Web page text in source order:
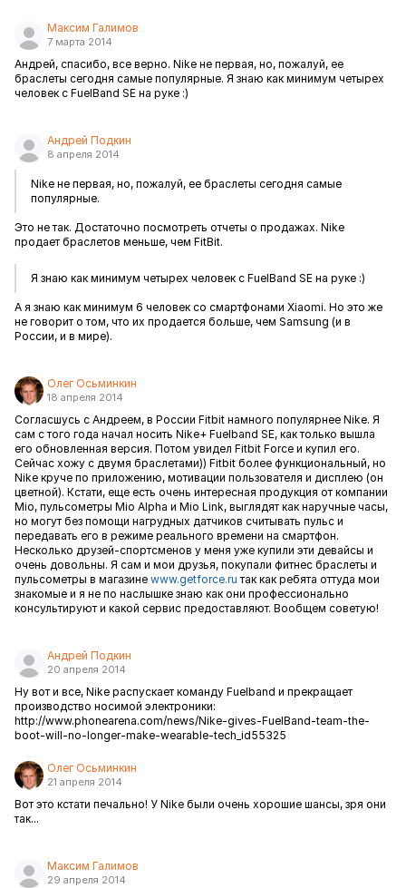
Максим Галимов
7 марта 2014
Андрей, спасибо, все верно. Nike не первая, но, пожалуй, ее
браслеты сегодня самые популярные. Я знаю как минимум четырех
человек с FuelBand SE на руке :)
Андрей Подкин
8 апреля 2014
Nike не первая, но, пожалуй, ее браслеты сегодня самые
популярные.
Это не так. Достаточно посмотреть отчеты о продажах. Nike
продает браслетов меньше, чем FitBit.
Я знаю как минимум четырех человек с FuelBand SE на руке :)
А я знаю как минимум 6 человек со смартфонами Xiaomi. Но это же
не говорит о том, что их продается больше, чем Samsung (и в
России, и в мире).
Олег Осьминкин
18 апреля 2014
Согласшусь с Андреем, в России Fitbit намного популярнее Nike. Я
сам с того года начал носить Nike+ Fuelband SE, как только вышла
его обновленная версия. Потом увидел Fitbit Force и купил его.
Сейчас хожу с двумя браслетами)) Fitbit более функциональный, но
Nike круче по приложению, мотивации пользователя и дисплею (он
цветной). Кстати, еще есть очень интересная продукция от компании
Mio, пульсометры Mio Alpha и Mio Link, выглядят как наручные часы,
но могут без помощи нагрудных датчиков считывать пульс и
передавать его в режиме реального времени на смартфон.
Несколько друзей-спортсменов у меня уже купили эти девайсы и
очень довольны. Я сам и мои друзья, покупали фитнес браслеты и
пульсометры в магазине www.getforce.ru так как ребята оттуда мои
знакомые и я не по наслышке знаю как они профессионально
консультируют и какой сервис предоставляют. Вообщем советую!
Андрей Подкин
20 апреля 2014
Ну вот и все, Nike распускает команду Fuelband и прекращает
производство носимой электроники:
http://www.phonearena.com/news/Nike-gives-FuelBand-team-the-
boot-will-no-longer-make-wearable-tech_id55325
Олег Осьминкин
21 апреля 2014
Вот это кстати печально! У Nike были очень хорошие шансы, зря они
так...
Максим Галимов
29 апреля 2014